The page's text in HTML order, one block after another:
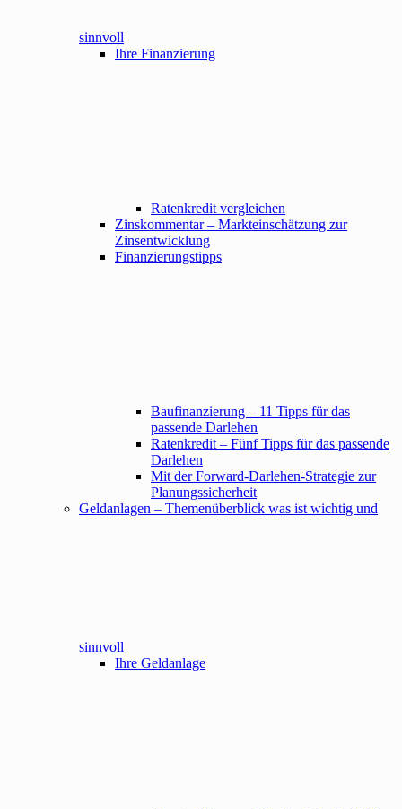
sinnvoll
Ihre Finanzierung
Ratenkredit vergleichen
Zinskommentar – Markteinschätzung zur
Zinsentwicklung
Finanzierungstipps
Baufinanzierung – 11 Tipps für das
passende Darlehen
Ratenkredit – Fünf Tipps für das passende
Darlehen
Mit der Forward-Darlehen-Strategie zur
Planungssicherheit
Geldanlagen – Themenüberblick was ist wichtig und
sinnvoll
Ihre Geldanlage